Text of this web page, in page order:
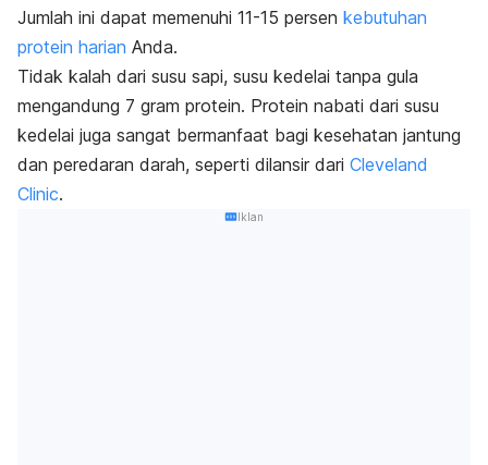
Jumlah ini dapat memenuhi 11-15 persen kebutuhan
protein harian Anda.
Tidak kalah dari susu sapi, susu kedelai tanpa gula
mengandung 7 gram protein. Protein nabati dari susu
kedelai juga sangat bermanfaat bagi kesehatan jantung
dan peredaran darah, seperti dilansir dari Cleveland
Clinic.
Iklan